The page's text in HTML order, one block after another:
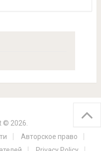
© 2026.
Авторское право